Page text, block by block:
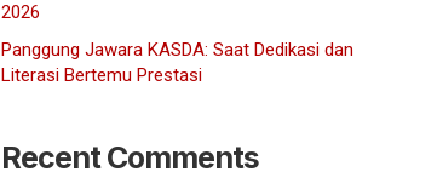
2026
Panggung Jawara KASDA: Saat Dedikasi dan
Literasi Bertemu Prestasi
Recent Comments